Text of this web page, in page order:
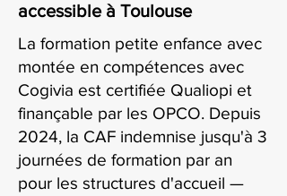
accessible à Toulouse
La formation petite enfance avec
montée en compétences avec
Cogivia est certifiée Qualiopi et
finançable par les OPCO. Depuis
2024, la CAF indemnise jusqu'à 3
journées de formation par an
pour les structures d'accueil —